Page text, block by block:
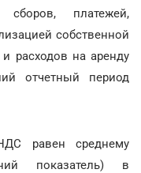
платежей,
собственной
расходов на аренду
отчетный период
равен среднему
показатель) в